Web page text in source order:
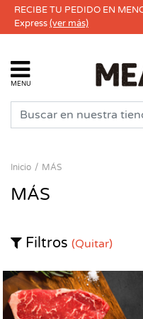
RECIBE TU PEDIDO EN
Express(ver más)
MENU
Inicio MÁS
MÁS
Filtros (Quitar)